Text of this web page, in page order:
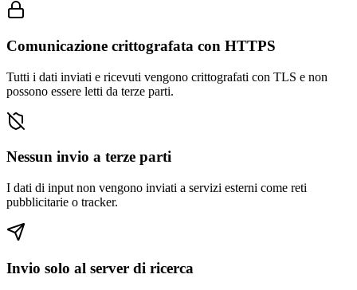
Comunicazione crittografata con HTTPS
Tutti i dati inviati e ricevuti vengono crittografati con TLS e non
possono essere letti da terze parti.
Nessun invio a terze parti
I dati di input non vengono inviati a servizi esterni come reti
pubblicitarie o tracker.
Invio solo al server di ricerca